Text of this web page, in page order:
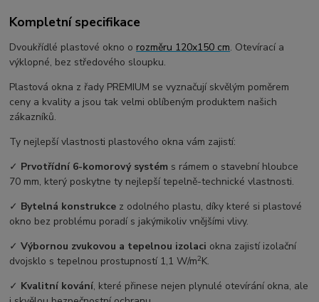
Kompletní specifikace
Dvoukřídlé plastové okno o rozměru 120x150 cm. Otevírací a
výklopné, bez středového sloupku.
Plastová okna z řady PREMIUM se vyznačují skvělým poměrem
ceny a kvality a jsou tak velmi oblíbeným produktem našich
zákazníků.
Ty nejlepší vlastnosti plastového okna vám zajistí:
✓ Prvotřídní 6-komorový systém s rámem o stavební hloubce
70 mm, který poskytne ty nejlepší tepelně-technické vlastnosti.
✓ Bytelná konstrukce z odolného plastu, díky které si plastové
okno bez problému poradí s jakýmikoliv vnějšími vlivy.
✓Výbornou zvukovou a tepelnou izolaci okna zajistí izolační
dvojsklo s tepelnou prostupností 1,1 W/m2K.
✓ Kvalitní kování, které přinese nejen plynulé otevírání okna, ale